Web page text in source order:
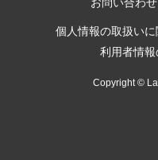
お問い合わせ
個人情報の取扱い
利用者情
Copyright ©